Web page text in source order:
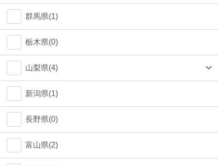
台東区(5)
仙台市(2)
群馬県(1)
栃木県(0)
山梨県(4)
甲府市(4)
新潟県(1)
長野県(0)
富山県(2)